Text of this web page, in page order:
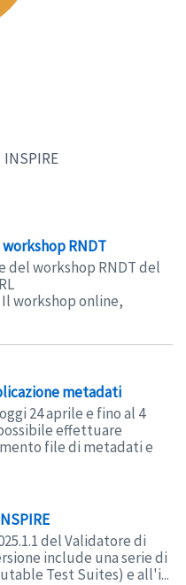
INSPIRE
RNDT
del workshop RNDT del
workshop online,
metadati
24 aprile e fino al 4
effettuare
file di metadati e
del Validatore di
include una serie di
Test Suites) e all'i...